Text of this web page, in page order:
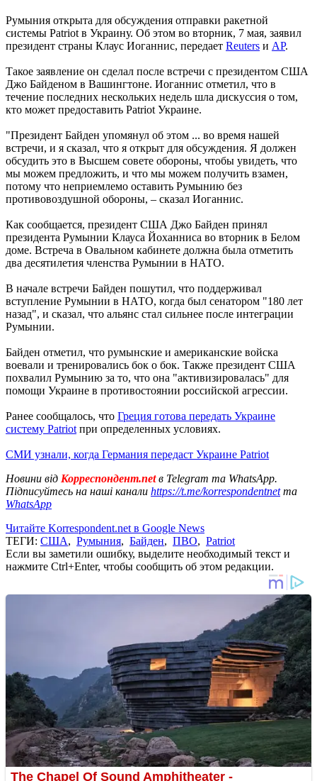
Румыния открыта для обсуждения отправки ракетной
системы Patriot в Украину. Об этом во вторник, 7 мая, заявил
президент страны Клаус Иоганнис, передает Reuters и AP.
Такое заявление он сделал после встречи с президентом США
Джо Байденом в Вашингтоне. Иоганнис отметил, что в
течение последних нескольких недель шла дискуссия о том,
кто может предоставить Patriot Украине.
"Президент Байден упомянул об этом ... во время нашей
встречи, и я сказал, что я открыт для обсуждения. Я должен
обсудить это в Высшем совете обороны, чтобы увидеть, что
мы можем предложить, и что мы можем получить взамен,
потому что неприемлемо оставить Румынию без
противовоздушной обороны, – сказал Иоганнис.
Как сообщается, президент США Джо Байден принял
президента Румынии Клауса Йоханниса во вторник в Белом
доме. Встреча в Овальном кабинете должна была отметить
два десятилетия членства Румынии в НАТО.
В начале встречи Байден пошутил, что поддерживал
вступление Румынии в НАТО, когда был сенатором "180 лет
назад", и сказал, что альянс стал сильнее после интеграции
Румынии.
Байден отметил, что румынские и американские войска
воевали и тренировались бок о бок. Также президент США
похвалил Румынию за то, что она "активизировалась" для
помощи Украине в противостоянии российской агрессии.
Ранее сообщалось, что Греция готова передать Украине
систему Patriot при определенных условиях.
СМИ узнали, когда Германия передаст Украине Patriot
Новини від Корреспондент.netв Telegram та WhatsApp.
Підписуйтесь на наші канали https://t.me/korrespondentnetта
WhatsApp
Читайте Korrespondent.net в Google News
ТЕГИ: США, Румыния, Байден, ПВО, Patriot
Если вы заметили ошибку, выделите необходимый текст и
нажмите Ctrl+Enter, чтобы сообщить об этом редакции.